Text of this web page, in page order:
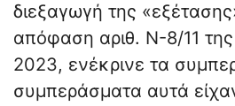
διεξαγωγή της
απόφαση αριθ. Ν-8/11 της
2023, ενέκρινε τα
συμπεράσματα αυτά